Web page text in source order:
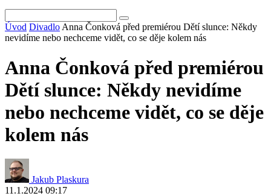
Úvod Divadlo Anna Čonková před premiérou Dětí slunce: Někdy
nevidíme nebo nechceme vidět, co se děje kolem nás
Anna Čonková před premiérou
Dětí slunce: Někdy nevidíme
nebo nechceme vidět, co se děje
kolem nás
Jakub Plaskura
11.1.2024 09:17